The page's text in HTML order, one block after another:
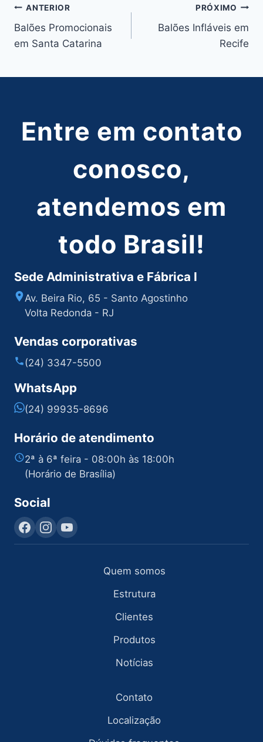
Navegação
de
ANTERIOR
Balões Promocionais
em Santa Catarina
PRÓXIMO
Balões Infláveis em
Recife
Entre em contato
conosco,
atendemos em
todo Brasil!
Sede Administrativa e Fábrica I
Av. Beira Rio, 65 - Santo Agostinho
Volta Redonda - RJ
Vendas corporativas
(24) 3347-5500
WhatsApp
(24) 99935-8696
Horário de atendimento
2ª à 6ª feira - 08:00h às 18:00h
(Horário de Brasília)
Social
Quem somos
Estrutura
Clientes
Produtos
Notícias
Contato
Localização